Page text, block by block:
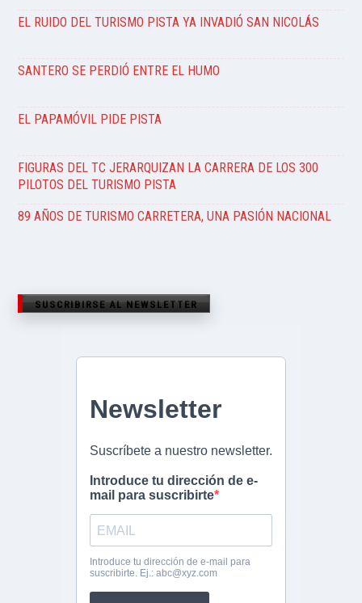
EL RUIDO DEL TURISMO PISTA YA INVADIÓ SAN NICOLÁS
SANTERO SE PERDIÓ ENTRE EL HUMO
EL PAPAMÓVIL PIDE PISTA
FIGURAS DEL TC JERARQUIZAN LA CARRERA DE LOS 300
PILOTOS DEL TURISMO PISTA
89 AÑOS DE TURISMO CARRETERA, UNA PASIÓN NACIONAL
SUSCRIBIRSE AL NEWSLETTER